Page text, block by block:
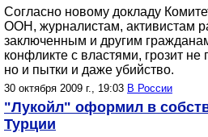
Согласно новому докладу
ООН, журналистам, активистам
заключенным и другим
конфликте с властями, грозит
но и пытки и даже убийство.
30 октября 2009 г., 19:03 В России
"Лукойл" оформил в
Турции